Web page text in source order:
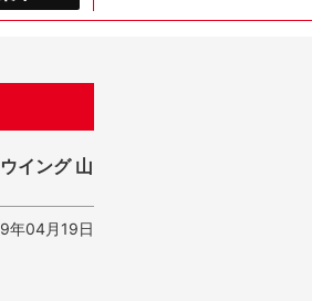
イング 山
年04月19日